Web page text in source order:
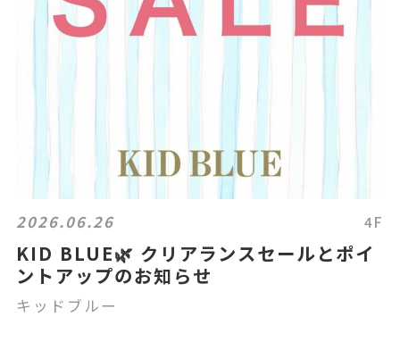
2026.06.26 4F
KID BLUE🌿 クリアランスセールとポイ
ントアップのお知らせ
キッドブルー